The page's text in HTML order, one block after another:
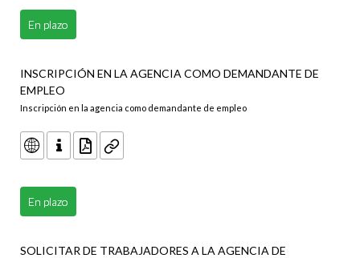
En plazo
INSCRIPCIÓN EN LA AGENCIA COMO DEMANDANTE DE
EMPLEO
Inscripción en la agencia como demandante de empleo
En plazo
SOLICITAR DE TRABAJADORES A LA AGENCIA DE